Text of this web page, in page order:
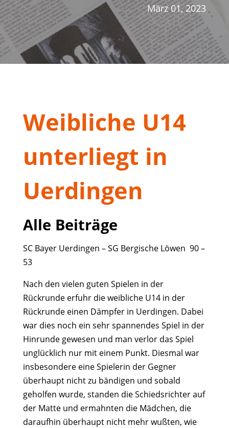
März 01, 2023
Weibliche U14
unterliegt in
Uerdingen
Alle Beiträge
SC Bayer Uerdingen – SG Bergische Löwen 90 –
53
Nach den vielen guten Spielen in der
Rückrunde erfuhr die weibliche U14 in der
Rückrunde einen Dämpfer in Uerdingen. Dabei
war dies noch ein sehr spannendes Spiel in der
Hinrunde gewesen und man verlor das Spiel
unglücklich nur mit einem Punkt. Diesmal war
insbesondere eine Spielerin der Gegner
überhaupt nicht zu bändigen und sobald
geholfen wurde, standen die Schiedsrichter auf
der Matte und ermahnten die Mädchen, die
daraufhin überhaupt nicht mehr wußten, wie